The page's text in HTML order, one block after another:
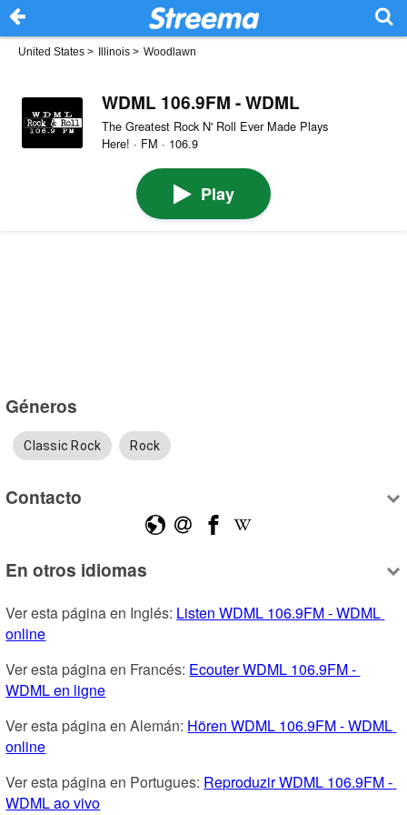
United States > Illinois > Woodlawn
WDML 106.9FM - WDML
The Greatest Rock N' Roll Ever Made Plays
Here! · FM · 106.9
Play
Géneros
Classic Rock Rock
Contacto
En otros idiomas
Ver esta página en Inglés: Listen WDML 106.9FM - WDML
online
Ver esta página en Francés: Ecouter WDML 106.9FM -
WDML en ligne
Ver esta página en Alemán: Hören WDML 106.9FM - WDML
online
Ver esta página en Portugues: Reproduzir WDML 106.9FM -
WDML ao vivo